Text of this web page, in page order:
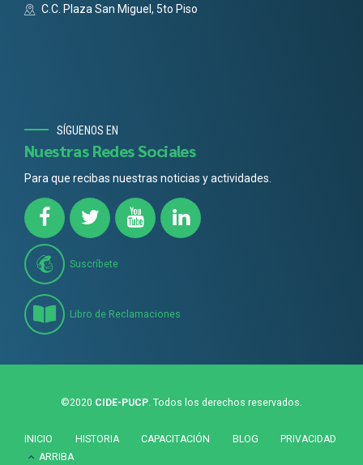
C.C. Plaza San Miguel, 5to Piso
SÍGUENOS EN
Nuestras Redes Sociales
Para que recibas nuestras noticias y actividades.
Suscríbete
Libro de Reclamaciones
©2020 CIDE-PUCP. Todos los derechos reservados.
INICIO HISTORIA CAPACITACIÓN BLOG
PRIVACIDAD
ARRIBA